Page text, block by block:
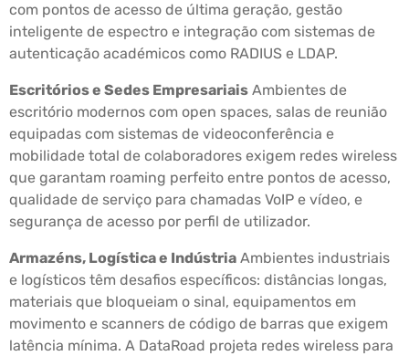
com pontos de acesso de última geração, gestão
inteligente de espectro e integração com sistemas de
autenticação académicos como RADIUS e LDAP.
Escritórios e Sedes Empresariais Ambientes de
escritório modernos com open spaces, salas de reunião
equipadas com sistemas de videoconferência e
mobilidade total de colaboradores exigem redes wireless
que garantam roaming perfeito entre pontos de acesso,
qualidade de serviço para chamadas VoIP e vídeo, e
segurança de acesso por perfil de utilizador.
Armazéns, Logística e Indústria Ambientes industriais
e logísticos têm desafios específicos: distâncias longas,
materiais que bloqueiam o sinal, equipamentos em
movimento e scanners de código de barras que exigem
latência mínima. A DataRoad projeta redes wireless para